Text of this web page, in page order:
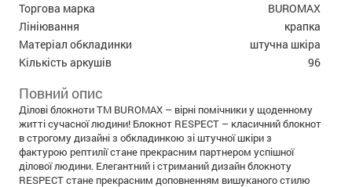
Торгова марка
BUROMAX
Лініювання
крапка
Матеріал обкладинки
штучна шкіра
Кількість аркушів
96
Повний опис
Ділові блокноти ТМ BUROMAX – вірні помічники у щоденному
житті сучасної людини! Блокнот RESPECT – класичний блокнот
в строгому дизайні з обкладинкою зі штучної шкіри з
фактурою рептилії стане прекрасним партнером успішної
ділової людини. Елегантний і стриманий дизайн блокноту
RESPECT стане прекрасним доповненням вишуканого стилю